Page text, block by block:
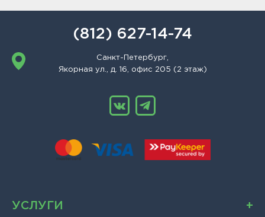
(812) 627-14-74
Санкт-Петербург,
Якорная ул., д. 16, офис 205 (2 этаж)
УСЛУГИ